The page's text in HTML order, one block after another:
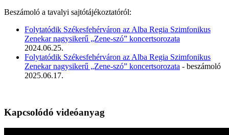
Beszámoló a tavalyi sajtótájékoztatóról:
Folytatódik Székesfehérváron az Alba Regia Szimfonikus
Zenekar nagysikerű „Zene-szó” koncertsorozata
2024.06.25.
Folytatódik Székesfehérváron az Alba Regia Szimfonikus
Zenekar nagysikerű „Zene-szó” koncertsorozata - beszámoló
2025.06.17.
Kapcsolódó videóanyag